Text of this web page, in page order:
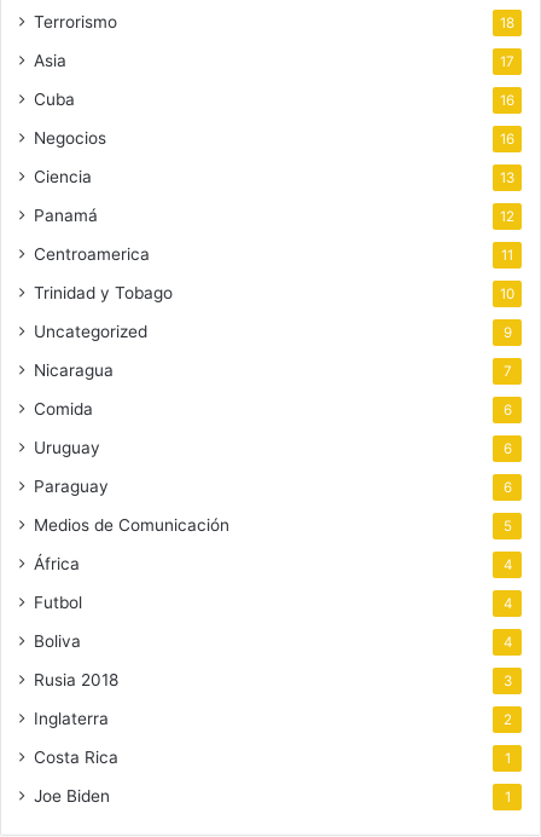
Terrorismo 18
Asia 17
Cuba 16
Negocios 16
Ciencia 13
Panamá 12
Centroamerica 11
Trinidad y Tobago 10
Uncategorized 9
Nicaragua 7
Comida 6
Uruguay 6
Paraguay 6
Medios de Comunicación 5
África 4
Futbol 4
Boliva 4
Rusia 2018 3
Inglaterra 2
Costa Rica 1
Joe Biden 1